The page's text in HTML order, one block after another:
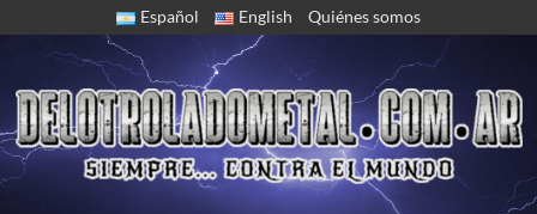
Español English Quiénes somos